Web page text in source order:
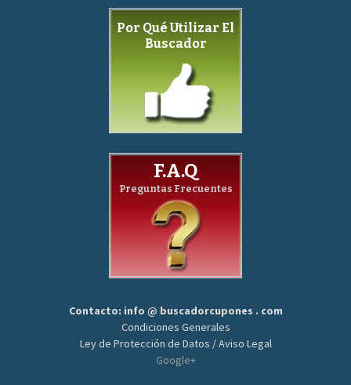
Por Qué Utilizar El
Buscador
F.A.Q
Preguntas Frecuentes
Contacto: info @ buscadorcupones . com
Condiciones Generales
Ley de Protección de Datos / Aviso Legal
Google+